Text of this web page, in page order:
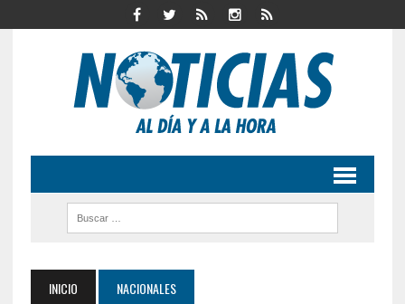
INICIO NACIONALES